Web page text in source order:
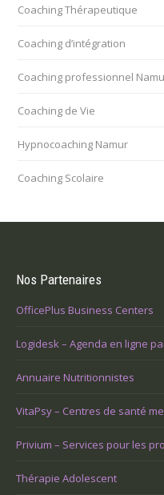
Coaching Thérapeutique
Coaching d’intégration
Coaching professionnel
Coaching de Vie
Hypnocoaching Namur
Coaching Scolaire
Nos Partenaires
OfficePlus Business Centers
Logidesk – Agenda en ligne
Annuaire Nutritionnistes
VitaPsy – Centres de santé
Privium – Services pour les
Thérapie Adolescent